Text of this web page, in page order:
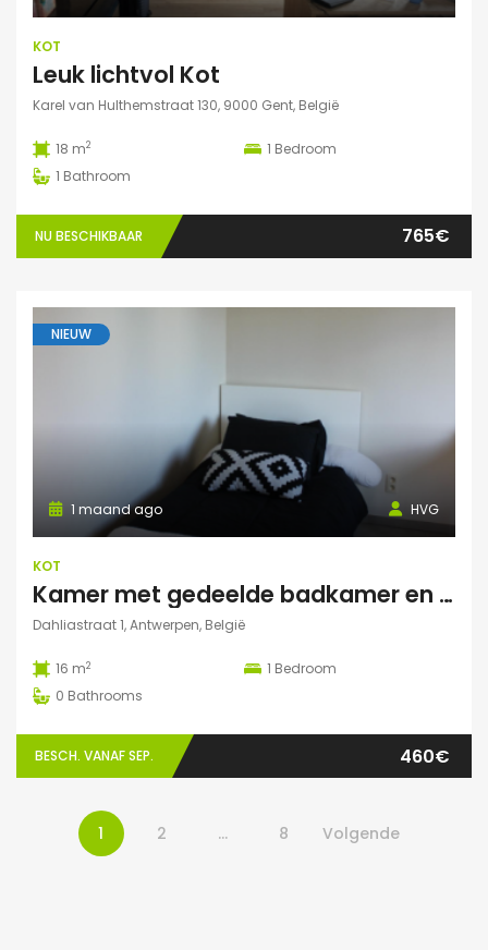
KOT
Leuk lichtvol Kot
Karel van Hulthemstraat 130, 9000 Gent, België
18 m2 1 Bedroom
1 Bathroom
NU BESCHIKBAAR 765€
NIEUW
HVG
1 maand ago
KOT
Kamer met gedeelde badkamer en keuken
Dahliastraat 1, Antwerpen, België
16 m2 1 Bedroom
0 Bathrooms
BESCH. VANAF SEP. 460€
1 2 … 8 Volgende